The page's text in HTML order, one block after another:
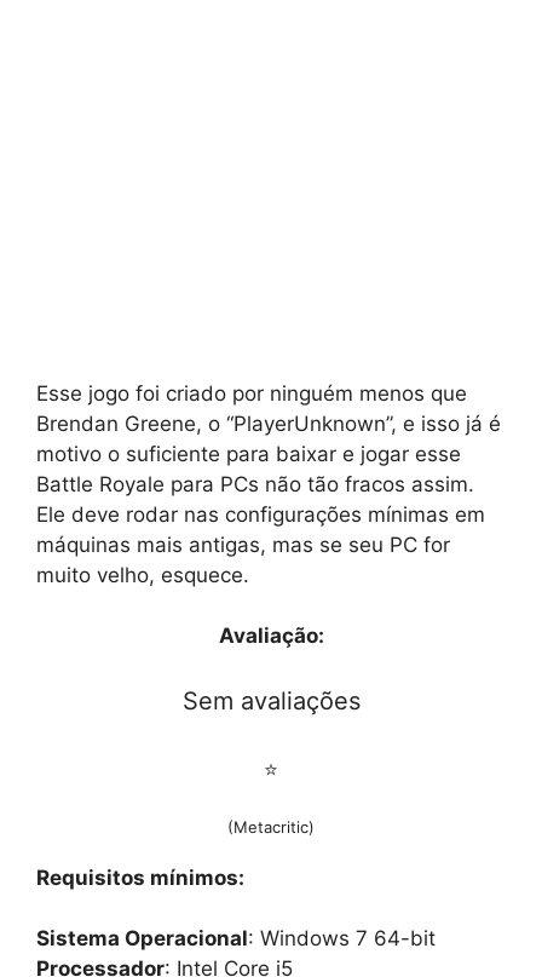
Esse jogo foi criado por ninguém menos que
Brendan Greene, o “PlayerUnknown”, e isso já é
motivo o suficiente para baixar e jogar esse
Battle Royale para PCs não tão fracos assim.
Ele deve rodar nas configurações mínimas em
máquinas mais antigas, mas se seu PC for
muito velho, esquece.
Avaliação:
Sem avaliações
⭐
(Metacritic)
Requisitos mínimos:
Sistema Operacional: Windows 7 64-bit
Processador: Intel Core i5